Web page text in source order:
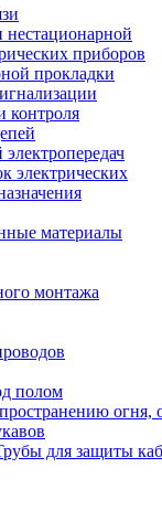
нестационарной
приборов
прокладки
контроля
электрических
материалы
монтажа
полом
огня,
для защиты